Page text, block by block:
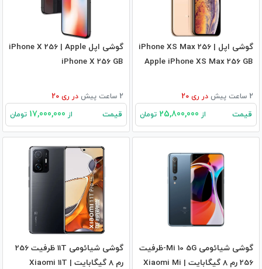
گوشی اپل iPhone XS Max 256 |
Apple iPhone XS Max 256 GB
2 ساعت پیش در ری 20
قیمت از تومان
گوشی اپل iPhone X 256 | Apple
iPhone X 256 GB
2 ساعت پیش در ری 20
قیمت از تومان
گوشی شیائومی Mi 10 5G-ظرفیت
256 رم 8 گیگابایت | Xiaomi Mi
گوشی شیائومی 11T ظرفیت 256
رم 8 گیگابایت | Xiaomi 11T